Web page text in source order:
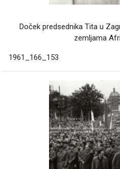
Doček predsednika Tita u
zemljama
1961_166_153